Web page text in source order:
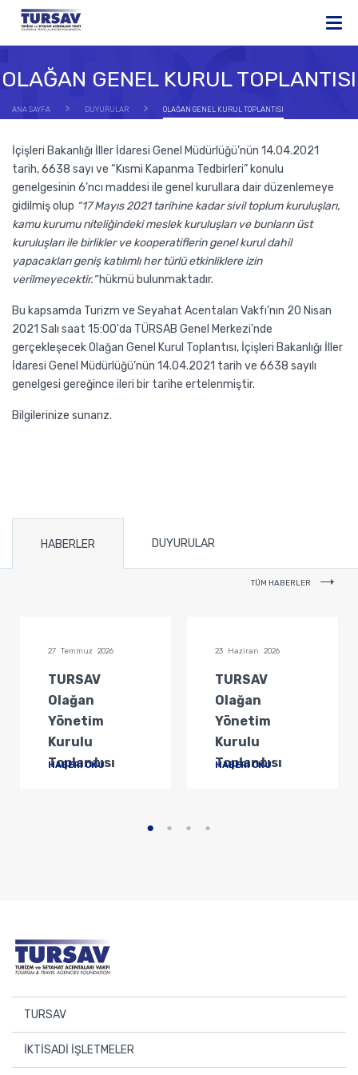
OLAĞAN GENEL KURUL TOPLANTISI
ANA SAYFA DUYURULAR OLAĞAN GENEL KURUL TOPLANTISI
İçişleri Bakanlığı İller İdaresi Genel Müdürlüğü’nün 14.04.2021
tarih, 6638 sayı ve “Kısmi Kapanma Tedbirleri” konulu
genelgesinin 6’ncı maddesi ile genel kurullara dair düzenlemeye
gidilmiş olup “17 Mayıs 2021 tarihine kadar sivil toplum kuruluşları,
kamu kurumu niteliğindeki meslek kuruluşları ve bunların üst
kuruluşları ile birlikler ve kooperatiflerin genel kurul dahil
yapacakları geniş katılımlı her türlü etkinliklere izin
verilmeyecektir.”hükmü bulunmaktadır.
Bu kapsamda Turizm ve Seyahat Acentaları Vakfı’nın 20 Nisan
2021 Salı saat 15:00'da TÜRSAB Genel Merkezi'nde
gerçekleşecek Olağan Genel Kurul Toplantısı, İçişleri Bakanlığı İller
İdaresi Genel Müdürlüğü’nün 14.04.2021 tarih ve 6638 sayılı
genelgesi gereğince ileri bir tarihe ertelenmiştir.
Bilgilerinize sunarız.
HABERLER DUYURULAR
TÜM HABERLER
27 Temmuz 2026
TURSAV
Olağan
Yönetim
Kurulu
Toplantısı
HABERİ OKU
23 Haziran 2026
TURSAV
Olağan
Yönetim
Kurulu
Toplantısı
HABERİ OKU
TURSAV
Başkan
İKTİSADİ İŞLETMELER